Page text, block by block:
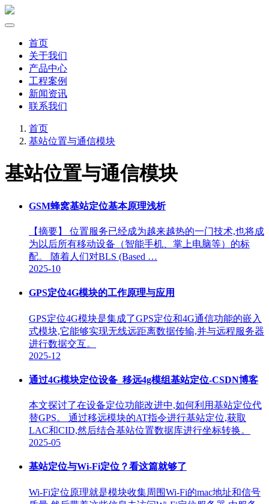
首页
关于我们
产品中心
工程案例
新闻资讯
联系我们
首页
基站位置与通信模块
基站位置与通信模块
GSM蜂窝基站定位基本原理浅析
【摘要】 位置服务已经成为越来越热的一门技术,也将成
为以后所有移动设备（智能手机、掌上电脑等）的标
配。 随着人们对BLS (Based …
2025-10
GPS定位4G模块的工作原理与应用
GPS定位4G模块是集成了GPS定位和4G通信功能的嵌入
式模块,它能够实现无线远距离数据传输,并与远程服务器
进行数据交互。
2025-12
通过4G模块定位设备_移远4g模组基站定位-CSDN博客
本文探讨了在设备定位功能改进中,如何利用基站定位代
替GPS。 通过移远模块的AT指令进行基站定位,获取
LAC和CID,然后结合基站位置数据库进行坐标转换。
2025-05
基站定位与Wi-Fi定位？看这篇就够了
Wi-Fi定位原理就是模块收集周围Wi-Fi的mac地址和信号